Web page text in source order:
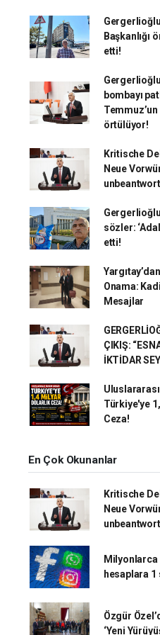
Başkanlığı
etti!
bombayı
örtülüyor!
Kritische
Neue
sözler:
etti!
Onama:
Mesajlar
ÇIKIŞ:
İKTİDAR
Türkiye'ye
Ceza!
En Çok Okunanlar
Kritische
Neue
Milyonlarca
hesaplara
Özgür
‘Yeni